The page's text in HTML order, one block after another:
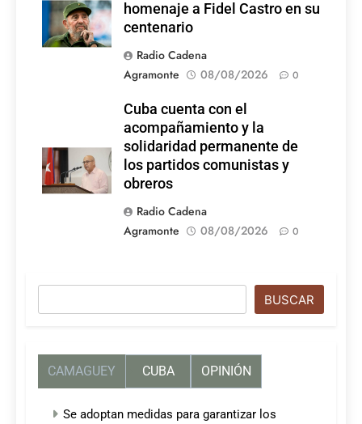
homenaje a Fidel Castro en su
centenario
Radio Cadena
Agramonte
08/08/2026 0
Cuba cuenta con el
acompañamiento y la
solidaridad permanente de
los partidos comunistas y
obreros
Radio Cadena
Agramonte
08/08/2026 0
BUSCAR
CAMAGUEY CUBA OPINIÓN
Se adoptan medidas para garantizar los